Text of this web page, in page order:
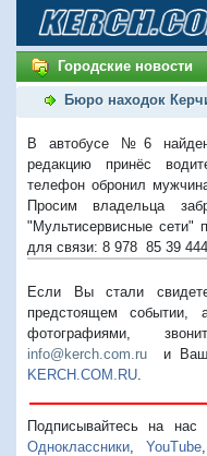
Городские новости
Бюро находок
В автобусе №6
редакцию принёс
телефон обронил
Просим владельца
"Мультисервисные сети"
для связи: 8 978 85 39 444.
Если Вы стали
предстоящем событии,
фотографиями,
info@kerch.com.ru и
KERCH.COM.RU
Подписывайтесь на
Одноклассники
YouTube